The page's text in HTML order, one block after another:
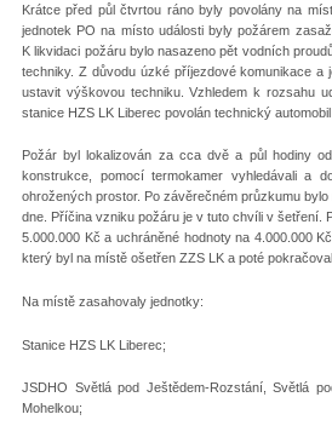
Krátce před půl čtvrtou ráno byly povolány na
jednotek PO na místo události byly požárem
K likvidaci požáru bylo nasazeno pět vodních
techniky. Z důvodu úzké příjezdové komunikace
ustavit výškovou techniku. Vzhledem k rozsahu
stanice HZS LK Liberec povolán technický
Požár byl lokalizován za cca dvě a půl hodiny
konstrukce, pomocí termokamer vyhledávali a
ohrožených prostor. Po závěrečném průzkumu
dne. Příčina vzniku požáru je v tuto chvíli v šetření.
5.000.000 Kč a uchráněné hodnoty na 4.000.000
který byl na místě ošetřen ZZS LK a poté
Na místě zasahovaly jednotky:
Stanice HZS LK Liberec;
JSDHO Světlá pod Ještědem-Rozstání, Světlá
Mohelkou;